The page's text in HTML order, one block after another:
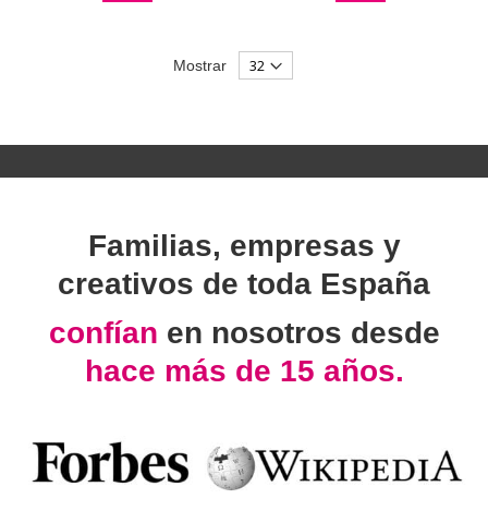
Mostrar
Familias, empresas y
creativos de toda España
confían en nosotros desde
hace más de 15 años.